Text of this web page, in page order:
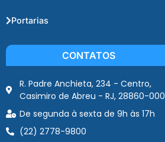
Portarias
CONTATOS
R. Padre Anchieta, 234 - Centro,
Casimiro de Abreu - RJ, 28860-000
De segunda à sexta de 9h às 17h
(22) 2778-9800